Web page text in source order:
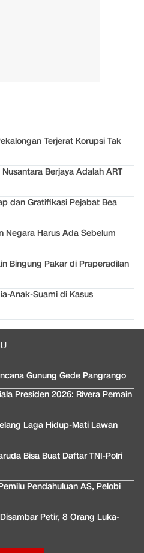
Terjerat Korupsi Tak
Berjaya Adalah ART
dan Gratifikasi Pejabat Bea
Negara Harus Ada Sebelum
Bingung Pakar di Praperadilan
Anak-Suami di Kasus
Gunung Gede Pangrango
Presiden 2026: Rivera Pemain
Laga Hidup-Mati Lawan
Bisa Buat Daftar TNI-Polri
Pendahuluan AS, Pelobi
Petir, 8 Orang Luka-